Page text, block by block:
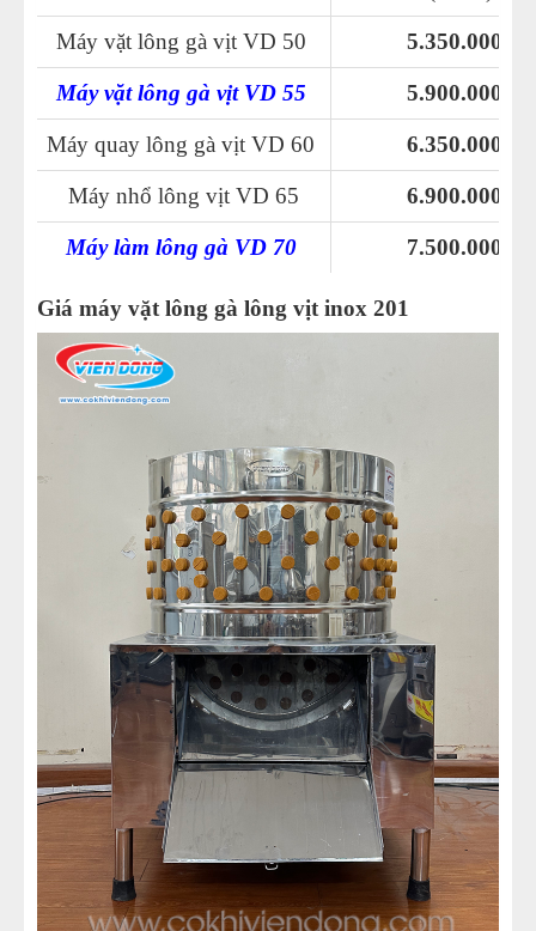
Máy vặt lông gà vịt VD 50 5.350.000
Máy vặt lông gà vịt VD 55 5.900.000
Máy quay lông gà vịt VD 60 6.350.000
Máy nhổ lông vịt VD 65 6.900.000
Máy làm lông gà VD 70 7.500.000
Giá máy vặt lông gà lông vịt inox 201